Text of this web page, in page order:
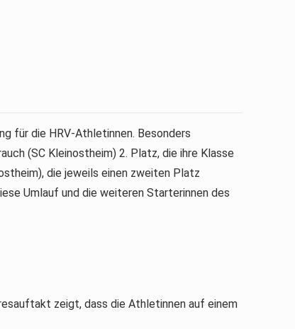
für die HRV-Athletinnen. Besonders
(SC Kleinostheim) 2. Platz, die ihre Klasse
die jeweils einen zweiten Platz
Umlauf und die weiteren Starterinnen des
zeigt, dass die Athletinnen auf einem